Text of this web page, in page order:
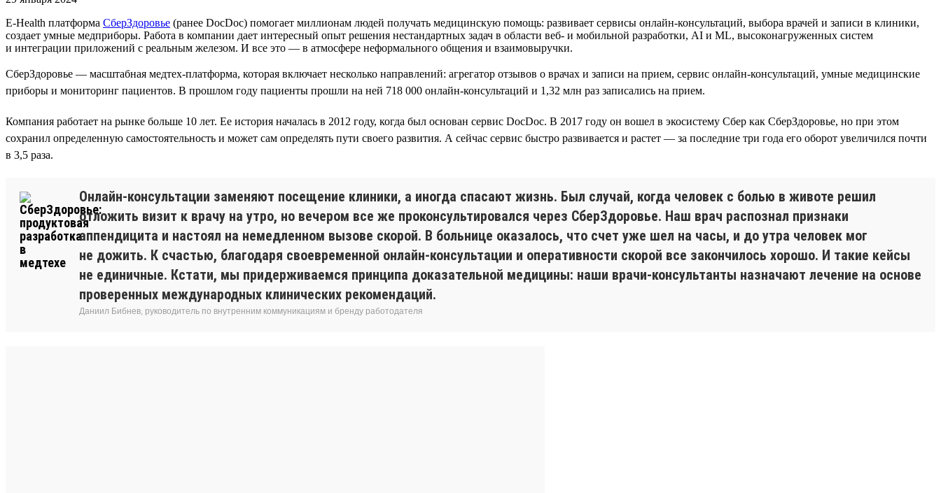
E-Health платформа СберЗдоровье (ранее DocDoc) помогает миллионам людей получать медицинскую помощь: развивает сервисы онлайн-консультаций, выбора врачей и записи в клиники,
создает умные медприборы. Работа в компании дает интересный опыт решения нестандартных задач в области веб- и мобильной разработки, AI и ML, высоконагруженных систем
и интеграции приложений с реальным железом. И все это — в атмосфере неформального общения и взаимовыручки.
СберЗдоровье — масштабная медтех-платформа, которая включает несколько направлений: агрегатор отзывов о врачах и записи на прием, сервис онлайн-консультаций, умные медицинские
приборы и мониторинг пациентов. В прошлом году пациенты прошли на ней 718 000 онлайн-консультаций и 1,32 млн раз записались на прием.
Компания работает на рынке больше 10 лет. Ее история началась в 2012 году, когда был основан сервис DocDoc. В 2017 году он вошел в экосистему Сбер как СберЗдоровье, но при этом
сохранил определенную самостоятельность и может сам определять пути своего развития. А сейчас сервис быстро развивается и растет — за последние три года его оборот увеличился почти
в 3,5 раза.
Онлайн-консультации заменяют посещение клиники, а иногда спасают жизнь. Был случай, когда человек с болью в животе решил
отложить визит к врачу на утро, но вечером все же проконсультировался через СберЗдоровье. Наш врач распознал признаки
аппендицита и настоял на немедленном вызове скорой. В больнице оказалось, что счет уже шел на часы, и до утра человек мог
не дожить. К счастью, благодаря своевременной онлайн-консультации и оперативности скорой все закончилось хорошо. И такие кейсы
не единичные. Кстати, мы придерживаемся принципа доказательной медицины: наши врачи-консультанты назначают лечение на основе
проверенных международных клинических рекомендаций.
Даниил Бибнев, руководитель по внутренним коммуникациям и бренду работодателя